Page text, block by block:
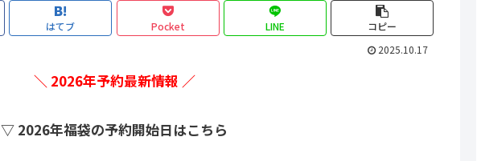
はてブ Pocket LINE
コピー
2025.10.17
＼ 2026年予約最新情報 ／
▽ 2026年福袋の予約開始日はこちら